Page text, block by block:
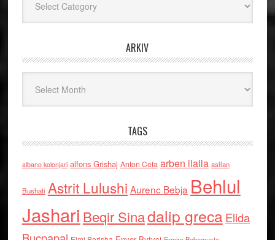
ARKIV
TAGS
albano kolonjari alfons Grishaj Anton Cefa arben llalla asllan
Bushati Astrit Lulushi Aurenc Bebja Behlul
Jashari Beqir Sinadalip grecaElida